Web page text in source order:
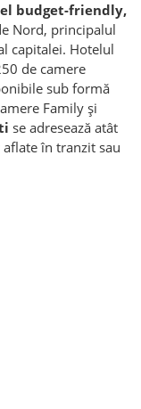
budget-friendly,
Nord, principalul
capitalei. Hotelul
de camere
sub formă
Family și
se adresează atât
în tranzit sau